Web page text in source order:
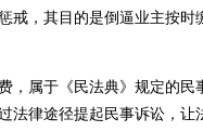
戒，其目的是倒逼业主按时
属于《民法典》规定的民
法律途径提起民事诉讼，让